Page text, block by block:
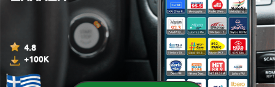
A thousand nights in Greek #8
29 - Ο θαμπωμένος καθρέφτης του εαυτού μας #4-
Ευστράτιος Παπάνης